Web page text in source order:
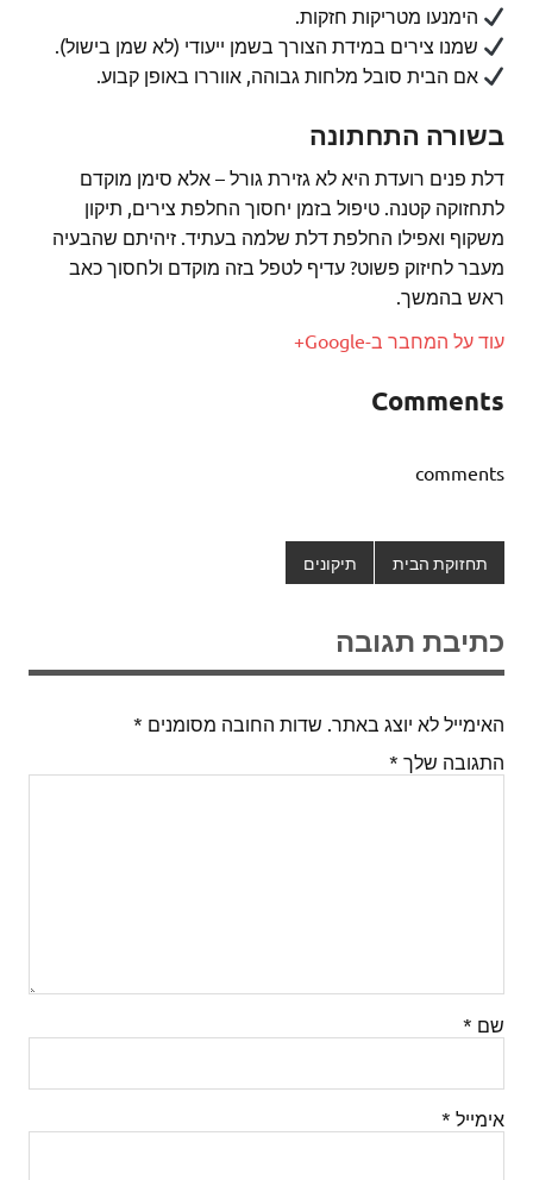
הימנעו מטריקות חזקות.
שמנו צירים במידת הצורך בשמן ייעודי (לא שמן בישול).
אם הבית סובל מלחות גבוהה, אווררו באופן קבוע.
בשורה התחתונה
דלת פנים רועדת היא לא גזירת גורל – אלא סימן מוקדם
לתחזוקה קטנה. טיפול בזמן יחסוך החלפת צירים, תיקון
משקוף ואפילו החלפת דלת שלמה בעתיד. זיהיתם שהבעיה
מעבר לחיזוק פשוט? עדיף לטפל בזה מוקדם ולחסוך כאב
ראש בהמשך.
עוד על המחבר ב-Google+
Comments
comments
תחזוקת הבית תיקונים
כתיבת תגובה
האימייל לא יוצג באתר. שדות החובה מסומנים *
התגובה שלך *
שם *
אימייל *